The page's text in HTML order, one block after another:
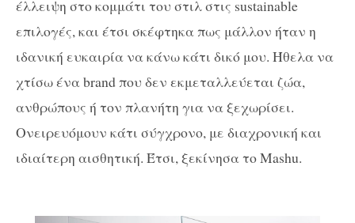
έλλειψη στο κομμάτι του στιλ στις sustainable
επιλογές, και έτσι σκέφτηκα πως μάλλον ήταν η
ιδανική ευκαιρία να κάνω κάτι δικό μου. Ήθελα να
χτίσω ένα brand που δεν εκμεταλλεύεται ζώα,
ανθρώπους ή τον πλανήτη για να ξεχωρίσει.
Ονειρευόμουν κάτι σύγχρονο, με διαχρονική και
ιδιαίτερη αισθητική. Έτσι, ξεκίνησα το Mashu.